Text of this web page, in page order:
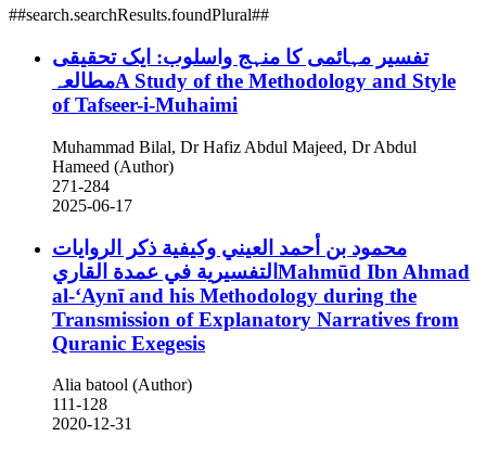
##search.searchResults.foundPlural##
تفسیر مہائمی کا منہج واسلوب: ایک تحقیقی
مطالعہA Study of the Methodology and Style
of Tafseer-i-Muhaimi
Muhammad Bilal, Dr Hafiz Abdul Majeed, Dr Abdul
Hameed (Author)
271-284
2025-06-17
محمود بن أحمد العيني وكيفية ذكر الروايات
التفسيرية في عمدة القاريMahmūd Ibn Ahmad
al-ʻAynī and his Methodology during the
Transmission of Explanatory Narratives from
Quranic Exegesis
Alia batool (Author)
111-128
2020-12-31